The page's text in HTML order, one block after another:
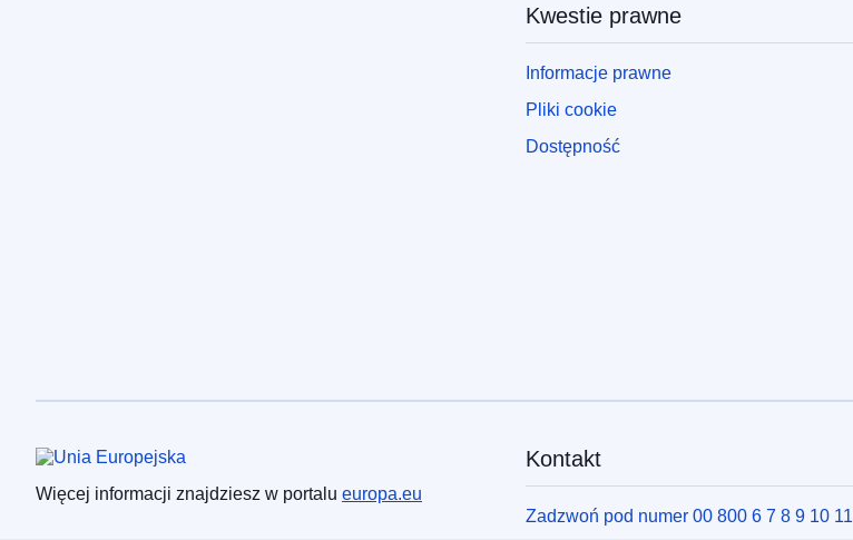
Kwestie prawne
Informacje prawne
Pliki cookie
Dostępność
Unia Europejska
Więcej informacji znajdziesz w portalu europa.eu
Kontakt
Zadzwoń pod numer 00 800 6 7 8 9 10 11